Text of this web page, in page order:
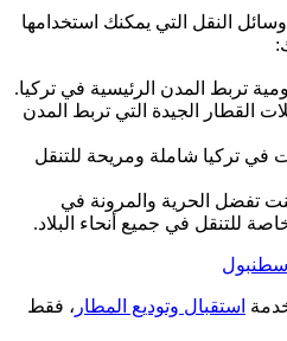
النقل التي يمكنك استخدامها
تربط المدن الرئيسية في تركيا.
القطار الجيدة التي تربط المدن
في تركيا شاملة ومريحة للتنقل
تفضل الحرية والمرونة في
للتنقل في جميع أنحاء البلاد.
استقبال وتوديع المطار ، فقط